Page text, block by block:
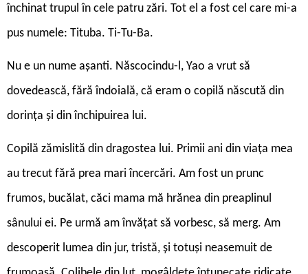
închinat trupul în cele patru zări. Tot el a fost cel care mi-a
pus numele: Tituba. Ti-Tu-Ba.
Nu e un nume aşanti. Născocindu-l, Yao a vrut să
dovedească, fără îndoială, că eram o copilă născută din
dorința și din închipuirea lui.
Copilă zămislită din dragostea lui. Primii ani din viața mea
au trecut fără prea mari încercări. Am fost un prunc
frumos, bucălat, căci mama mă hrănea din preaplinul
sânului ei. Pe urmă am învățat să vorbesc, să merg. Am
descoperit lumea din jur, tristă, și totuși neasemuit de